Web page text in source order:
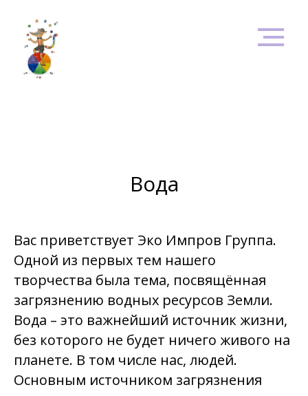
Вода
Вас приветствует Эко Импров Группа.
Одной из первых тем нашего
творчества была тема, посвящённая
загрязнению водных ресурсов Земли.
Вода – это важнейший источник жизни,
без которого не будет ничего живого на
планете. В том числе нас, людей.
Основным источником загрязнения